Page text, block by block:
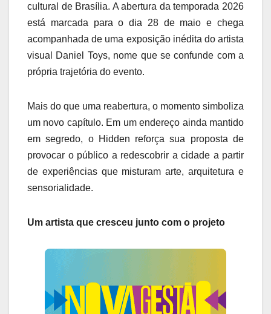
cultural de Brasília. A abertura da temporada 2026
está marcada para o dia 28 de maio e chega
acompanhada de uma exposição inédita do artista
visual Daniel Toys, nome que se confunde com a
própria trajetória do evento.
Mais do que uma reabertura, o momento simboliza
um novo capítulo. Em um endereço ainda mantido
em segredo, o Hidden reforça sua proposta de
provocar o público a redescobrir a cidade a partir
de experiências que misturam arte, arquitetura e
sensorialidade.
Um artista que cresceu junto com o projeto